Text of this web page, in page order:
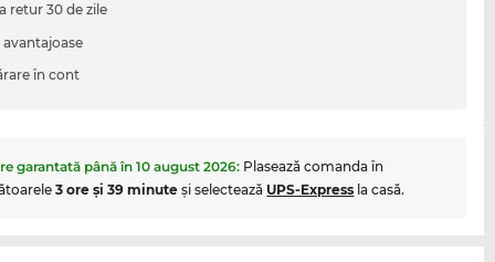
retur 30 de zile
în cont
garantată până în10 august 2026: Plasează comanda în
3 ore şi 39 minute şi selectează UPS-Express la casă.